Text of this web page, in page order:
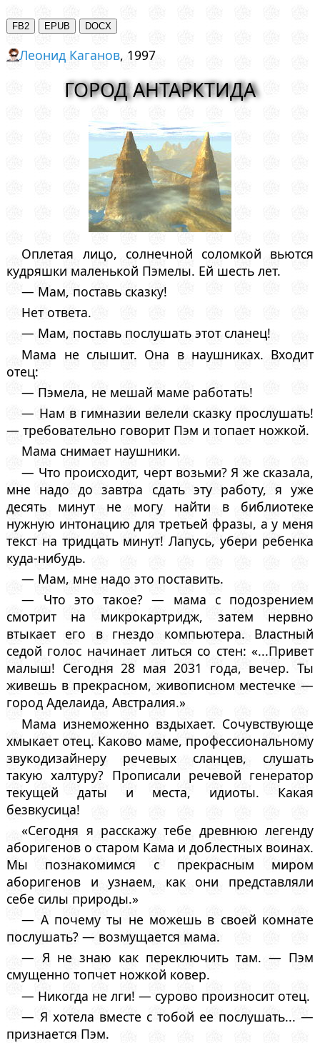
Леонид Каганов, 1997
ГОРОД АНТАРКТИДА
Оплетая лицо, солнечной соломкой вьются
кудряшки маленькой Пэмелы. Ей шесть лет.
— Мам, поставь сказку!
Нет ответа.
— Мам, поставь послушать этот сланец!
Мама не слышит. Она в наушниках. Входит
отец:
— Пэмела, не мешай маме работать!
— Нам в гимназии велели сказку прослушать!
— требовательно говорит Пэм и топает ножкой.
Мама снимает наушники.
— Что происходит, черт возьми? Я же сказала,
мне надо до завтра сдать эту работу, я уже
десять минут не могу найти в библиотеке
нужную интонацию для третьей фразы, а у меня
текст на тридцать минут! Лапусь, убери ребенка
куда-нибудь.
— Мам, мне надо это поставить.
— Что это такое? — мама с подозрением
смотрит на микрокартридж, затем нервно
втыкает его в гнездо компьютера. Властный
седой голос начинает литься со стен: «...Привет
малыш! Сегодня 28 мая 2031 года, вечер. Ты
живешь в прекрасном, живописном местечке —
город Аделаида, Австралия.»
Мама изнеможенно вздыхает. Сочувствующе
хмыкает отец. Каково маме, профессиональному
звукодизайнеру речевых сланцев, слушать
такую халтуру? Прописали речевой генератор
текущей даты и места, идиоты. Какая
безвкусица!
«Сегодня я расскажу тебе древнюю легенду
аборигенов о старом Кама и доблестных воинах.
Мы познакомимся с прекрасным миром
аборигенов и узнаем, как они представляли
себе силы природы.»
— А почему ты не можешь в своей комнате
послушать? — возмущается мама.
— Я не знаю как переключить там. — Пэм
смущенно топчет ножкой ковер.
— Никогда не лги! — сурово произносит отец.
— Я хотела вместе с тобой ее послушать... —
признается Пэм.